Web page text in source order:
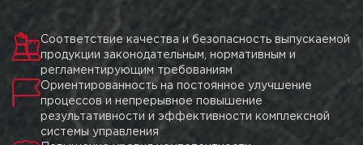
Соответствие качества и безопасность выпускаемой
продукции законодательным, нормативным и
регламентирующим требованиям
Ориентированность на постоянное улучшение
процессов и непрерывное повышение
результативности и эффективности комплексной
системы управления